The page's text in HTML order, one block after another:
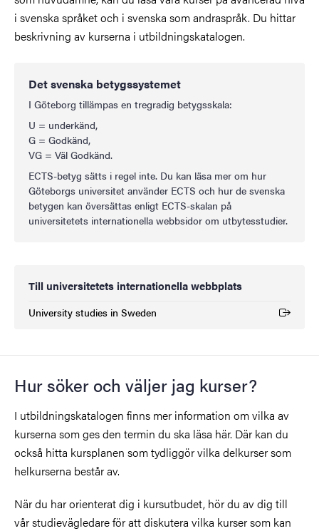
i svenska språket och i svenska som andraspråk. Du hittar
beskrivning av kurserna i utbildningskatalogen.
Det svenska betygssystemet
I Göteborg tillämpas en tregradig betygsskala:
U = underkänd,
G = Godkänd,
VG = Väl Godkänd.
ECTS-betyg sätts i regel inte. Du kan läsa mer om hur
Göteborgs universitet använder ECTS och hur de svenska
betygen kan översättas enligt ECTS-skalan på
universitetets internationella webbsidor om utbytesstudier.
Till universitetets internationella webbplats
University studies in Sweden
(Extern länk)
Hur söker och väljer jag kurser?
I utbildningskatalogen finns mer information om vilka av
kurserna som ges den termin du ska läsa här. Där kan du
också hitta kursplanen som tydliggör vilka delkurser som
helkurserna består av.
När du har orienterat dig i kursutbudet, hör du av dig till
vår studievägledare för att diskutera vilka kurser som kan